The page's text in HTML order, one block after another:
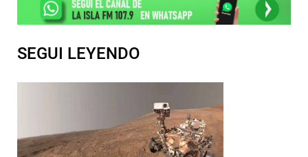
SEGUI LEYENDO